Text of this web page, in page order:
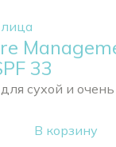
33
сухой и очень
В корзину